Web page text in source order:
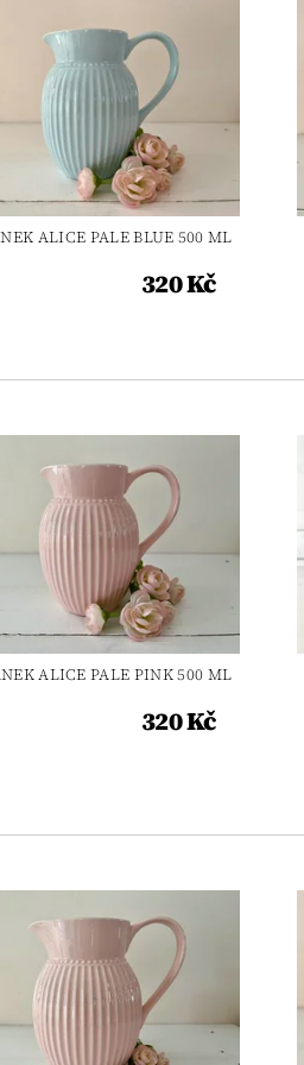
ALICE PALE BLUE 500 ML
320 Kč
ALICE PALE PINK 500 ML
320 Kč